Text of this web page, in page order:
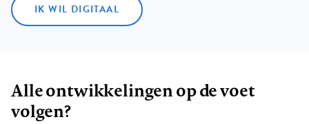
IK WIL DIGITAAL
Alle ontwikkelingen op de voet
volgen?